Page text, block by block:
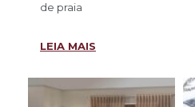
de praia
LEIA MAIS